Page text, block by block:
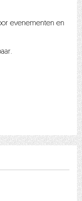
evenementen en